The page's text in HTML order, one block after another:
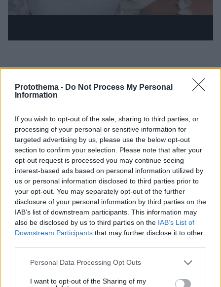
Protothema - Do Not Process My Personal
Information
If you wish to opt-out of the sale, sharing to third parties, or
processing of your personal or sensitive information for
targeted advertising by us, please use the below opt-out
section to confirm your selection. Please note that after your
opt-out request is processed you may continue seeing
interest-based ads based on personal information utilized by
us or personal information disclosed to third parties prior to
your opt-out. You may separately opt-out of the further
disclosure of your personal information by third parties on the
IAB’s list of downstream participants. This information may
also be disclosed by us to third parties on the IAB’s List of
Downstream Participants that may further disclose it to other
Please note that this website/app uses one or more Google
not limited to your visit or usage behaviour. You may click to
Personal Data Processing Opt Outs
I want to opt-out of the Sharing of my
Ειδήσεις σήμερα:
AstraZeneca στους κάτω των 40 ετών
εξετάζουν στην Μεγάλη Βρετανία
Αναστολές Μαΐου: Ποιοι κλάδοι μένουν εκτός
και για ποιους ισχύουν αυστηρά κριτήρια -Δείτε
τους νέους ΚΑΔ
ΗΠΑ: Το Twitter διέγραψε λογαριασμούς γιατί
επιχειρούσαν να παρακάμψουν τον αποκλεισμό
που έχει επιβληθεί στον Τραμπ
και μάθετε πρώτοι όλες τις ειδήσεις